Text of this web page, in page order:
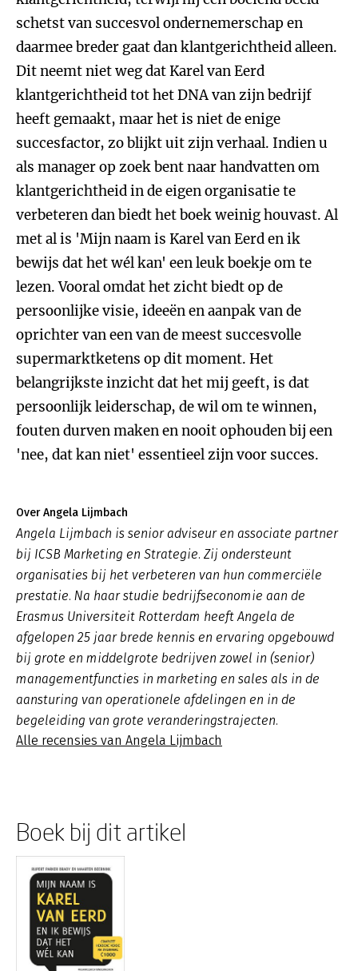
schetst van succesvol ondernemerschap en
daarmee breder gaat dan klantgerichtheid alleen.
Dit neemt niet weg dat Karel van Eerd
klantgerichtheid tot het DNA van zijn bedrijf
heeft gemaakt, maar het is niet de enige
succesfactor, zo blijkt uit zijn verhaal. Indien u
als manager op zoek bent naar handvatten om
klantgerichtheid in de eigen organisatie te
verbeteren dan biedt het boek weinig houvast. Al
met al is 'Mijn naam is Karel van Eerd en ik
bewijs dat het wél kan' een leuk boekje om te
lezen. Vooral omdat het zicht biedt op de
persoonlijke visie, ideeën en aanpak van de
oprichter van een van de meest succesvolle
supermarktketens op dit moment. Het
belangrijkste inzicht dat het mij geeft, is dat
persoonlijk leiderschap, de wil om te winnen,
fouten durven maken en nooit ophouden bij een
'nee, dat kan niet' essentieel zijn voor succes.
Over Angela Lijmbach
Angela Lijmbach is senior adviseur en associate partner
bij ICSB Marketing en Strategie. Zij ondersteunt
organisaties bij het verbeteren van hun commerciële
prestatie. Na haar studie bedrijfseconomie aan de
Erasmus Universiteit Rotterdam heeft Angela de
afgelopen 25 jaar brede kennis en ervaring opgebouwd
bij grote en middelgrote bedrijven zowel in (senior)
managementfuncties in marketing en sales als in de
aansturing van operationele afdelingen en in de
begeleiding van grote veranderingstrajecten.
Alle recensies van Angela Lijmbach
Boek bij dit artikel